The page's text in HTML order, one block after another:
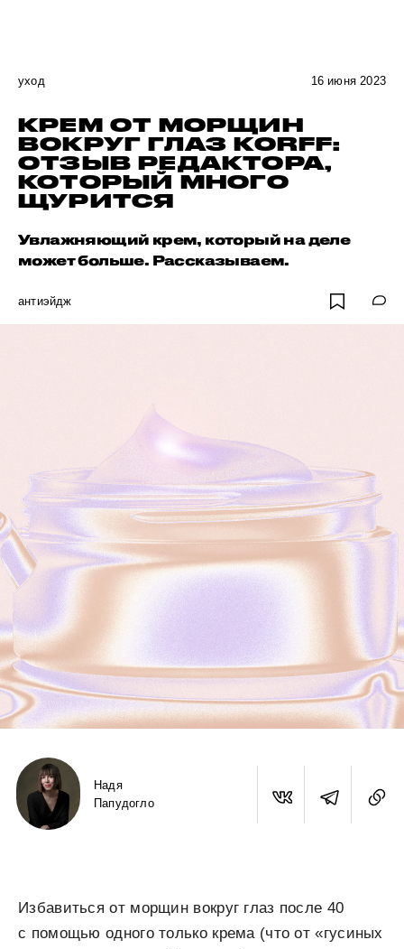
уход 16 июня 2023
КРЕМ ОТ МОРЩИН
ВОКРУГ ГЛАЗ KORFF:
ОТЗЫВ РЕДАКТОРА,
КОТОРЫЙ МНОГО
ЩУРИТСЯ
Увлажняющий крем, который на деле
может больше. Рассказываем.
антиэйдж
Надя
Папудогло
Избавиться от морщин вокруг глаз после 40
с помощью одного только крема (что от «гусиных